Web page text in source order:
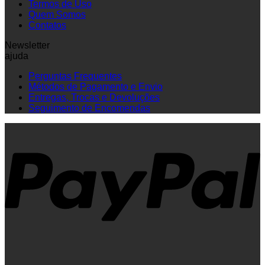
Termos de Uso
Quem Somos
Contatos
Newsletter
ajuda
Perguntas Frequentes
Métodos de Pagamento e Envio
Entregas, Trocas e Devoluções
Seguimento de Encomendas